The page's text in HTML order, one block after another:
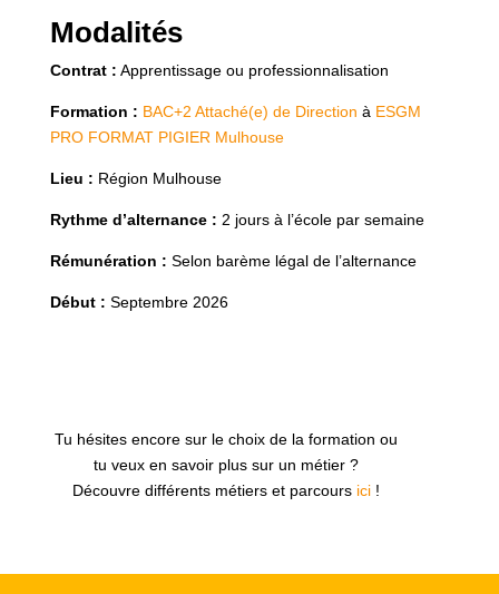
Modalités
Contrat : Apprentissage ou professionnalisation
Formation : BAC+2 Attaché(e) de Direction à ESGM
PRO FORMAT PIGIER Mulhouse
Lieu : Région Mulhouse
Rythme d’alternance : 2 jours à l’école par semaine
Rémunération : Selon barème légal de l’alternance
Début : Septembre 2026
Tu hésites encore sur le choix de la formation ou
tu veux en savoir plus sur un métier ?
Découvre différents métiers et parcours ici!